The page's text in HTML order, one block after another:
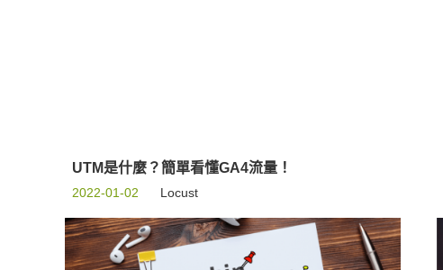
UTM是什麼？簡單看懂GA4流量！
2022-01-02 Locust